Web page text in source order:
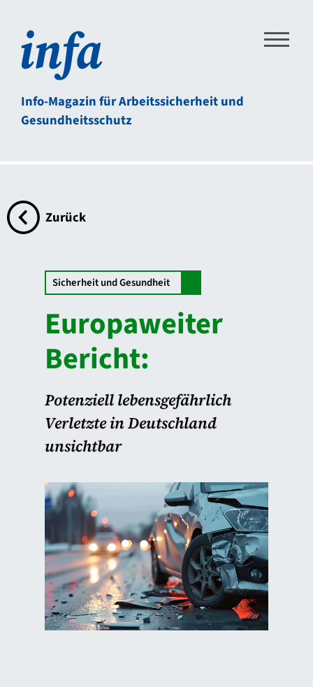
Info-Magazin für Arbeitssicherheit und
Gesundheitsschutz
Zurück
zur Übersichtsseite
Sicherheit und Gesundheit
Europaweiter
Bericht:
Potenziell lebensgefährlich
Verletzte in Deutschland
unsichtbar